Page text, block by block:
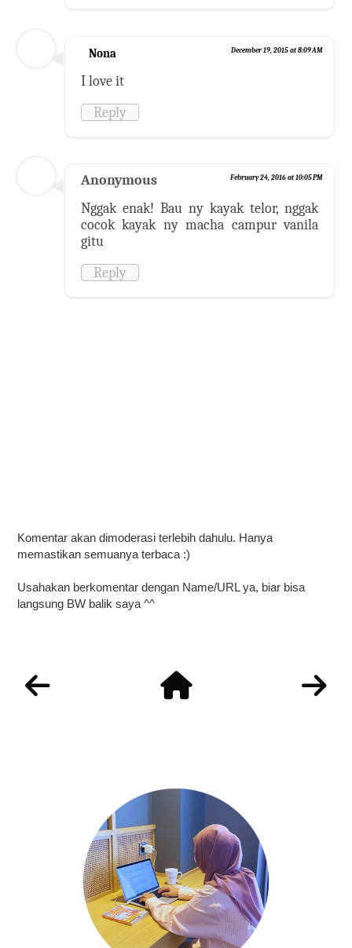
Nona December 19, 2015 at 8:09 AM
I love it
Reply
Anonymous February 24, 2016 at 10:05 PM
Nggak enak! Bau ny kayak telor, nggak
cocok kayak ny macha campur vanila
gitu
Reply
Komentar akan dimoderasi terlebih dahulu. Hanya
memastikan semuanya terbaca :)
Usahakan berkomentar dengan Name/URL ya, biar bisa
langsung BW balik saya ^^